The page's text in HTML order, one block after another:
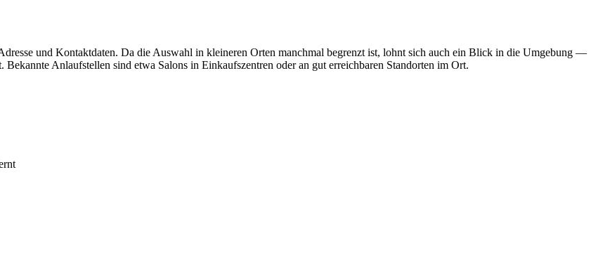
und Kontaktdaten. Da die Auswahl in kleineren Orten manchmal begrenzt ist, lohnt sich auch ein Blick in die Umgebung —
Anlaufstellen sind etwa Salons in Einkaufszentren oder an gut erreichbaren Standorten im Ort.